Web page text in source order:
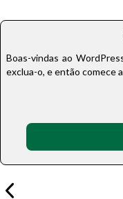
Boas-vindas ao
exclua-o, e então comece